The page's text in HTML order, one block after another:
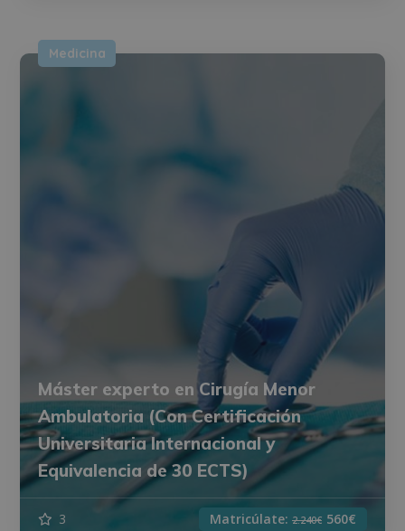
Medicina
Máster experto en Cirugía Menor
Ambulatoria (Con Certificación
Universitaria Internacional y
Equivalencia de 30 ECTS)
3 Matricúlate: 2.240€ 560€